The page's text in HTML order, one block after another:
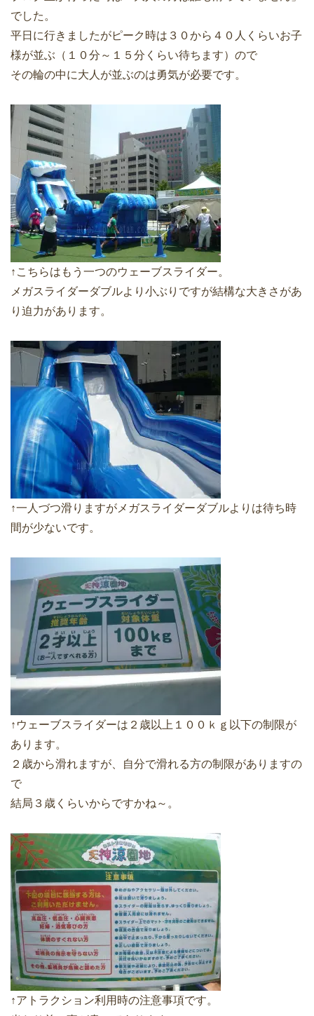
でした。
平日に行きましたがピーク時は３０から４０人くらいお子
様が並ぶ（１０分～１５分くらい待ちます）ので
その輪の中に大人が並ぶのは勇気が必要です。
↑こちらはもう一つのウェーブスライダー。
メガスライダーダブルより小ぶりですが結構な大きさがあ
り迫力があります。
↑一人づつ滑りますがメガスライダーダブルよりは待ち時
間が少ないです。
↑ウェーブスライダーは２歳以上１００ｋｇ以下の制限が
あります。
２歳から滑れますが、自分で滑れる方の制限がありますの
で
結局３歳くらいからですかね～。
↑アトラクション利用時の注意事項です。